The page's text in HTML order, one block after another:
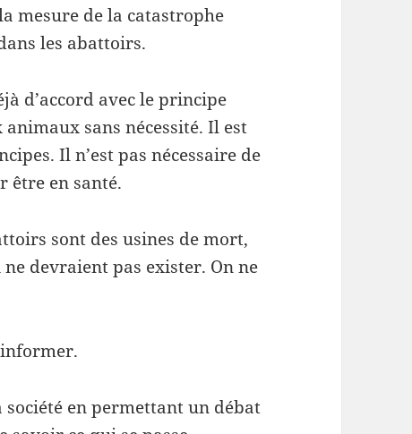
mesure de la catastrophe
les abattoirs.
d’accord avec le principe
sans nécessité. Il est
Il n’est pas nécessaire de
être en santé.
sont des usines de mort,
devraient pas exister. On ne
en permettant un débat